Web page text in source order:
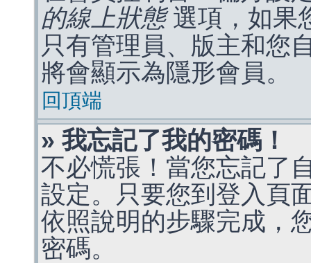
的線上狀態選項，如果
只有管理員、版主和您
將會顯示為隱形會員。
回頂端
» 我忘記了我的密碼！
不必慌張！當您忘記了
設定。只要您到登入頁
依照說明的步驟完成，
密碼。